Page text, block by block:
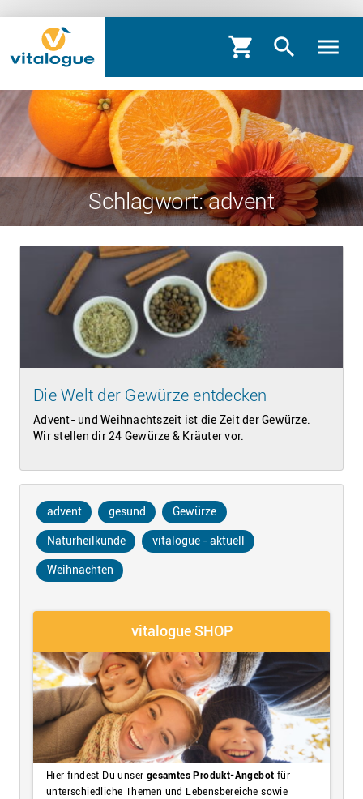
shopping_cart search menu
Schlagwort: advent
Die Welt der Gewürze entdecken
Advent- und Weihnachtszeit ist die Zeit der Gewürze.
Wir stellen dir 24 Gewürze & Kräuter vor.
advent gesund Gewürze
Naturheilkunde vitalogue - aktuell
Weihnachten
vitalogue SHOP
Hier findest Du unser gesamtes Produkt-Angebot für
unterschiedliche Themen und Lebensbereiche sowie